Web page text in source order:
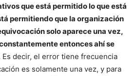
que está permitido lo que está
permitiendo que la organización
solo aparece una vez,
entonces ahí se
Es decir, el error tiene frecuencia
es solamente una vez, y para